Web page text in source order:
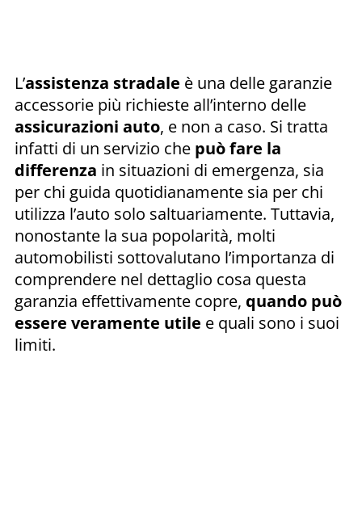
L’assistenza stradale è una delle garanzie
accessorie più richieste all’interno delle
assicurazioni auto, e non a caso. Si tratta
infatti di un servizio che può fare la
differenza in situazioni di emergenza, sia
per chi guida quotidianamente sia per chi
utilizza l’auto solo saltuariamente. Tuttavia,
nonostante la sua popolarità, molti
automobilisti sottovalutano l’importanza di
comprendere nel dettaglio cosa questa
garanzia effettivamente copre, quando può
essere veramente utile e quali sono i suoi
limiti.